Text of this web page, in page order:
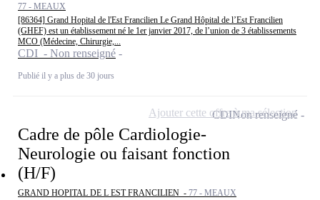
77 - MEAUX
[86364] Grand Hopital de l'Est Francilien Le Grand Hôpital de l’Est Francilien
(GHEF) est un établissement né le 1er janvier 2017, de l’union de 3 établissements
MCO (Médecine, Chirurgie,...
CDI - Non renseigné
Publié il y a plus de 30 jours
Cadre de pôle Cardiologie-
Neurologie ou faisant fonction
(H/F)
GRAND HOPITAL DE L EST FRANCILIEN - 77 - MEAUX
CDINon renseigné
Ajouter cette offre à ma sélection